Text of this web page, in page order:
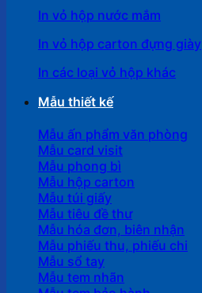
In vỏ hộp nước mắm
In vỏ hộp carton đựng giày
In các loại vỏ hộp khác
Mẫu thiết kế
Mẫu ấn phẩm văn phòng
Mẫu card visit
Mẫu phong bì
Mẫu hộp carton
Mẫu túi giấy
Mẫu tiêu đề thư
Mẫu hóa đơn, biên nhận
Mẫu phiếu thu, phiếu chi
Mẫu sổ tay
Mẫu tem nhãn